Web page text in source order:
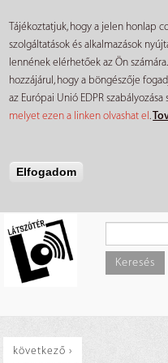
Tájékoztatjuk, hogy a jelen honlap
szolgáltatások és alkalmazások
lennének elérhetőek az Ön
hozzájárul, hogy a böngészője
az Európai Unió EDPR
melyet ezen a linken olvashat el.
Elfogadom
Ugrás a tartalomra
Keresés
következő ›